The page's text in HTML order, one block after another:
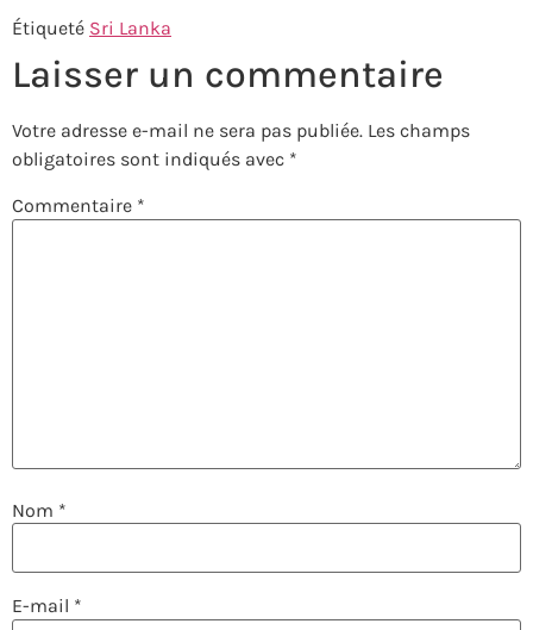
Étiqueté Sri Lanka
Laisser un commentaire
Votre adresse e-mail ne sera pas publiée. Les champs
obligatoires sont indiqués avec *
Commentaire *
Nom *
E-mail *